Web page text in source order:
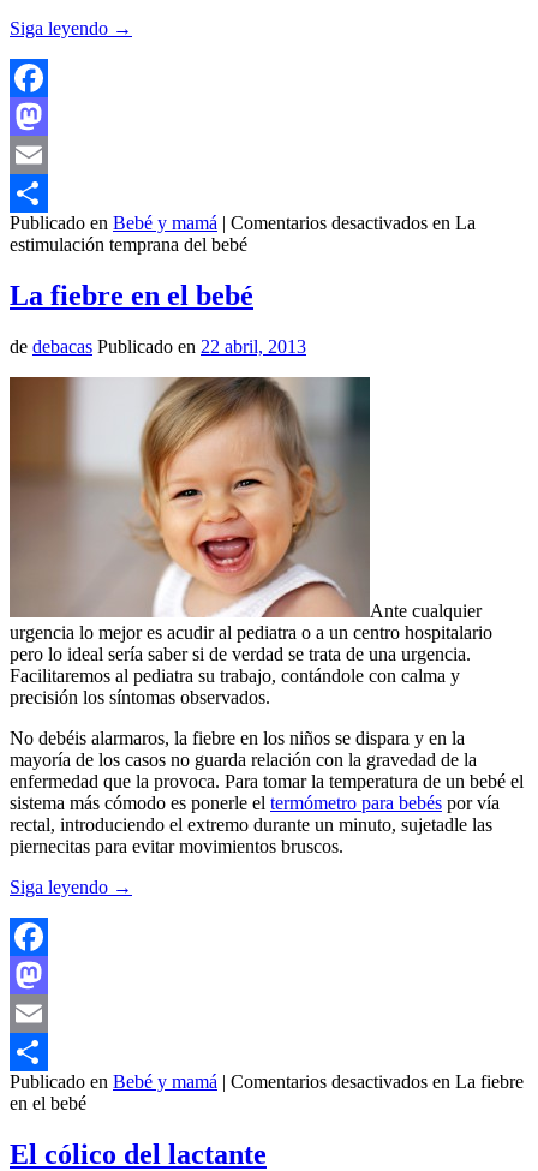
Siga leyendo →
Facebook
Mastodon
Email
Compartir
Publicado en Bebé y mamá | Comentarios desactivados en La
estimulación temprana del bebé
La fiebre en el bebé
de debacas Publicado en 22 abril, 2013
Ante cualquier
urgencia lo mejor es acudir al pediatra o a un centro hospitalario
pero lo ideal sería saber si de verdad se trata de una urgencia.
Facilitaremos al pediatra su trabajo, contándole con calma y
precisión los síntomas observados.
No debéis alarmaros, la fiebre en los niños se dispara y en la
mayoría de los casos no guarda relación con la gravedad de la
enfermedad que la provoca. Para tomar la temperatura de un bebé el
sistema más cómodo es ponerle el termómetro para bebés por vía
rectal, introduciendo el extremo durante un minuto, sujetadle las
piernecitas para evitar movimientos bruscos.
Siga leyendo →
Facebook
Mastodon
Email
Compartir
Publicado en Bebé y mamá | Comentarios desactivados en La fiebre
en el bebé
El cólico del lactante